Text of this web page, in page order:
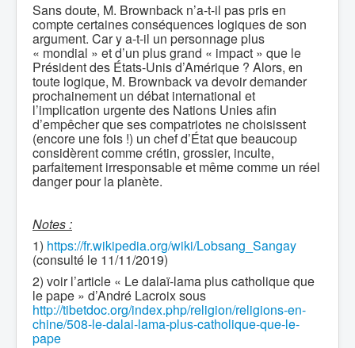
Sans doute, M. Brownback n’a-t-il pas pris en
compte certaines conséquences logiques de son
argument. Car y a-t-il un personnage plus
« mondial » et d’un plus grand « impact » que le
Président des États-Unis d’Amérique ? Alors, en
toute logique, M. Brownback va devoir demander
prochainement un débat international et
l’implication urgente des Nations Unies afin
d’empêcher que ses compatriotes ne choisissent
(encore une fois !) un chef d’État que beaucoup
considèrent comme crétin, grossier, inculte,
parfaitement irresponsable et même comme un réel
danger pour la planète.
Notes :
1) https://fr.wikipedia.org/wiki/Lobsang_Sangay
(consulté le 11/11/2019)
2) voir l’article « Le dalaï-lama plus catholique que
le pape » d’André Lacroix sous
http://tibetdoc.org/index.php/religion/religions-en-
chine/508-le-dalai-lama-plus-catholique-que-le-
pape